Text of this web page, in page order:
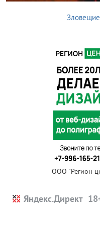
ООО "Регион
Яндекс.Директ